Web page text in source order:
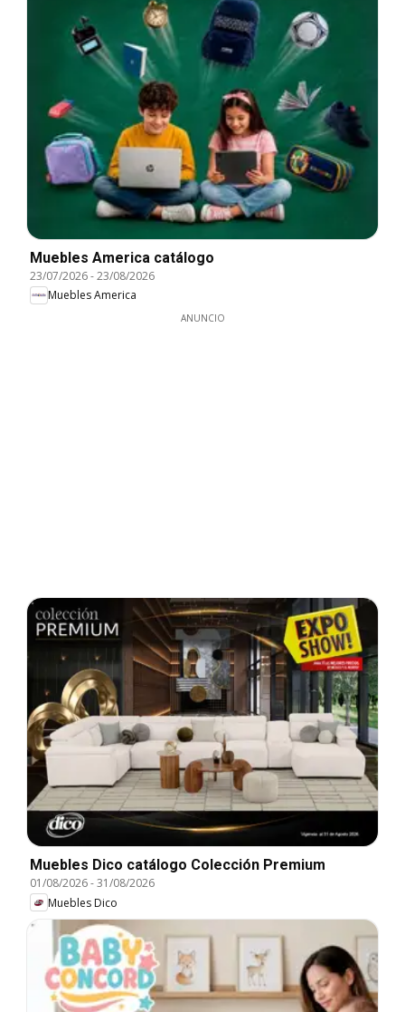
Muebles America catálogo
23/07/2026-23/08/2026
Muebles America
ANUNCIO
Muebles Dico catálogo Colección Premium
01/08/2026-31/08/2026
Muebles Dico